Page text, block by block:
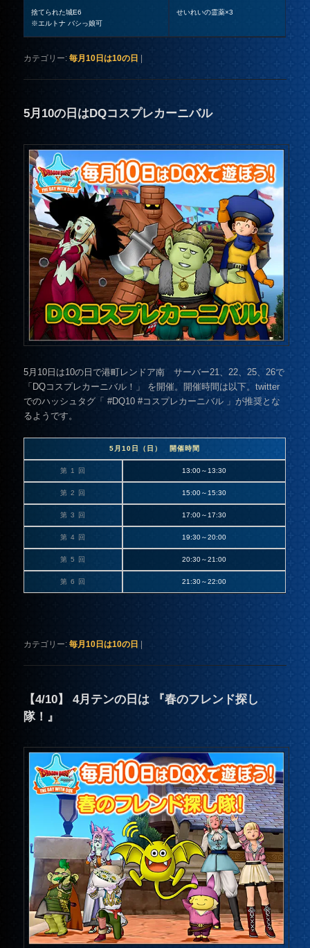
捨てられた城E6
※エルトナ バシっ娘可
せいれいの霊薬×3
カテゴリー: 毎月10日は10の日
5月10の日はDQコスプレカーニバル
5月10日は10の日で港町レンドア南 サーバー21、22、25、26で
「DQコスプレカーニバル！」 を開催。開催時間は以下。twitter
でのハッシュタグ「 #DQ10 #コスプレカーニバル 」が推奨とな
るようです。
5月10日（日） 開催時間
第 1 回 13:00～13:30
第 2 回 15:00～15:30
第 3 回 17:00～17:30
第 4 回 19:30～20:00
第 5 回 20:30～21:00
第 6 回 21:30～22:00
カテゴリー: 毎月10日は10の日 |
【4/10】 4月テンの日は 『春のフレンド探し
隊！』